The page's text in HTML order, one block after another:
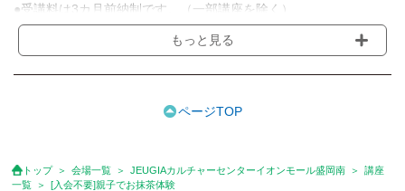
●受講料は3カ月前納制です。（一部講座を除く）
●受講料には運営費として１講座につき月額770円(税込)が含まれ
ております。また一部の講座では別途傷害保険料も含まれており
用は含まれておりません。
のでご確認ください。
もっと見る
ページTOP
トップ 会場一覧 JEUGIAカルチャーセンターイオンモール盛岡南
講座
一覧
[入会不要]親子でお抹茶体験